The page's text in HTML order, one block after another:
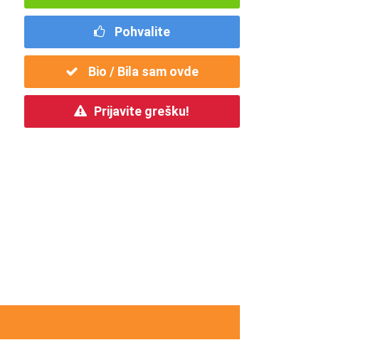
Pohvalite
Bio / Bila sam ovde
Prijavite grešku!